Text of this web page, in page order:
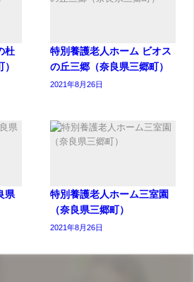
杜
特別養護老人ホーム ビオス
の丘三郷（奈良県三郷町）
2021年8月26日
県
特別養護老人ホーム三室園
（奈良県三郷町）
2021年8月26日